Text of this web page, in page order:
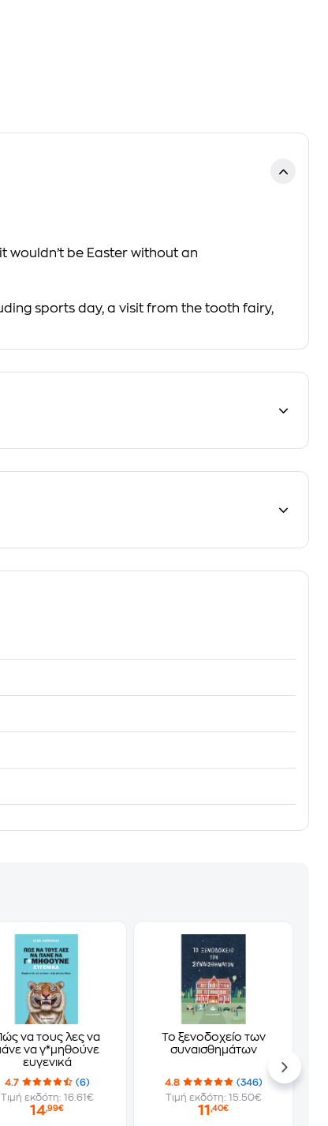
wouldn’t be Easter without an
sports day, a visit from the tooth fairy,
να τους λες να
να γ*μηθούνε
ευγενικά
4.7
(6)
Τιμή εκδότη: 16.61€
14,99€
Το ξενοδοχείο των
συναισθημάτων
4.8
(346)
Τιμή εκδότη: 15.50€
11,40€